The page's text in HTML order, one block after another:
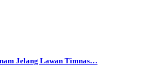
Jelang Lawan Timnas…